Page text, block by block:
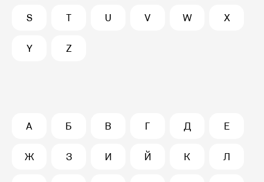
S T U V W X
Y Z
А Б В Г Д Е
Ж З И Й К Л